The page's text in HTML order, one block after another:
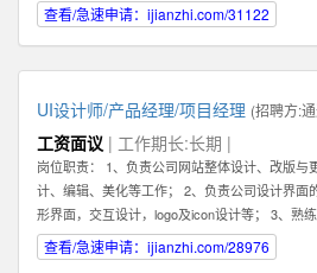
不挠，坚持不懈的素质，这样才能逐步取得双方
大幅提高管理客户的效率和经营业绩。我们希望
有这种能力的人才还可以在将来发展成为销售经
须热爱学习，尤其是要对一个特点行业有兴趣，
关于该行业的专业知识，这样才能真正服务好
对于创业尤其是互联网创业领域有浓厚兴趣或
情，有梦想，并对网络销售充满热爱，愿意接受
等网络工具，那么不论你的学历如何，专业是什
查看/急速申请：ijianzhi.com/31122
UI设计师/产品经理/项目经理 (招聘方:
工资面议 | 工作期长:长期 |
岗位职责： 1、负责公司网站整体设计、改版与
计、编辑、美化等工作； 2、负责公司设计界面
形界面，交互设计，logo及icon设计等； 3、熟
独立进行网站美工布局的设计； 4、不断完善和
和网站风格的把握，界面的视觉规划与创意设计
查看/急速申请：ijianzhi.com/28976